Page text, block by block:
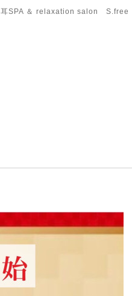
耳SPA ＆ relaxation salon S.free